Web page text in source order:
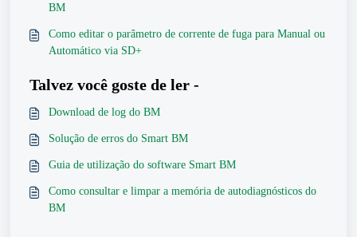
BM
Como editar o parâmetro de corrente de fuga para Manual ou
Automático via SD+
Talvez você goste de ler -
Download de log do BM
Solução de erros do Smart BM
Guia de utilização do software Smart BM
Como consultar e limpar a memória de autodiagnósticos do
BM